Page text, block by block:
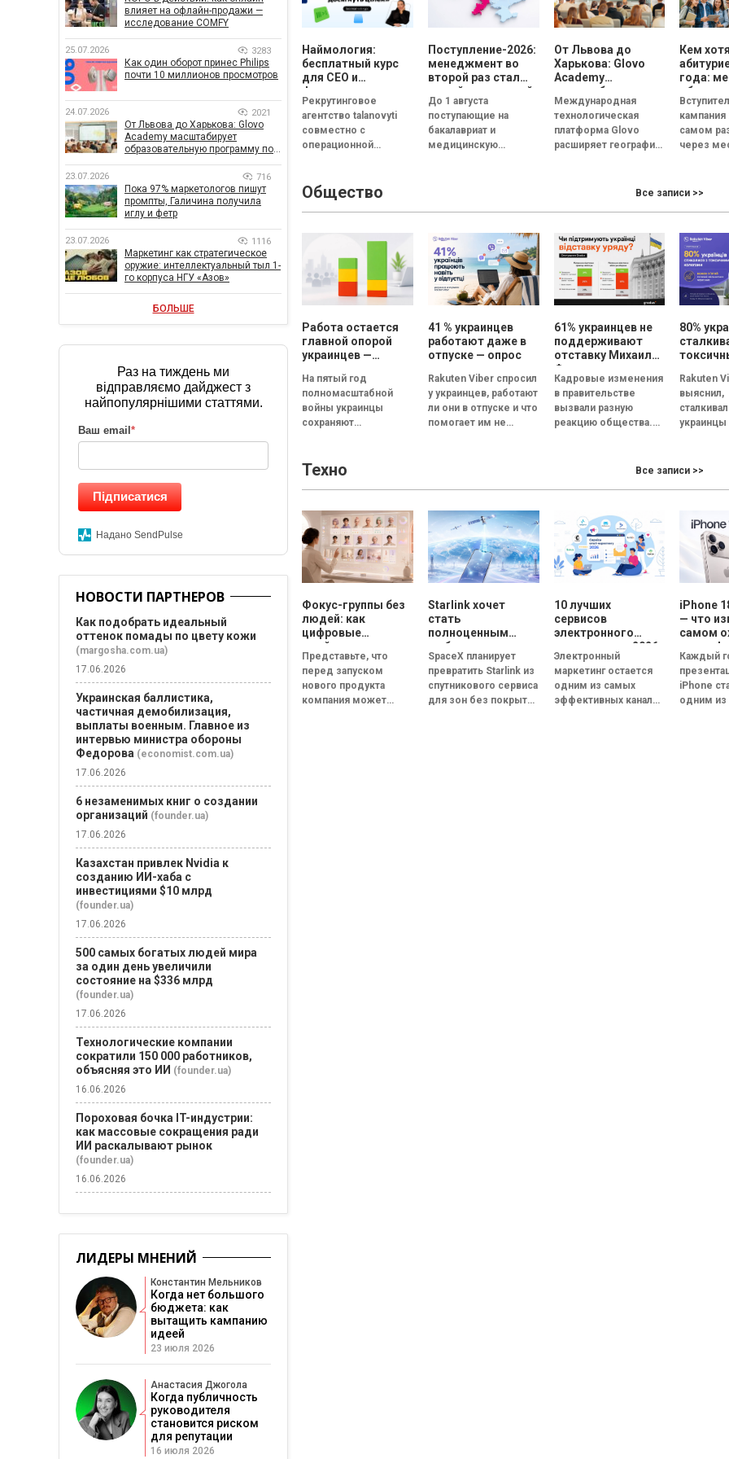
Наймология:
бесплатный курс
для CEO и
фаундеров
Рекрутинговое
агентство talanovyti
совместно с
операционной
FRACTAL) запускают
бесплатный курс
Поступление-2026:
менеджмент во
второй раз стал
самой популярной
специальностью, а
количество
заявлений —
рекордным за
До 1 августа
поступающие на
бакалавриат и
медицинскую
От Львова до
Харькова: Glovo
Academy
масштабирует
образовательную
программу по
поддержке
украинского
Международная
технологическая
платформа Glovo
расширяет географию
Academy в Украине.
и среднему бизнесу
(МСБ)
адаптироваться...
Кем
года:
вуз
кампания
самом
через
поступили
Общество Все записи >>
Работа остается
главной опорой
украинцев —
исследования
Барометр качества
жизни 2026
На пятый год
полномасштабной
войны украинцы
сохраняют
восприятие качества
формирующих общую
оценку жизни...
41 % украинцев
работают даже в
отпуске — опрос
Rakuten Viber спросил
у украинцев, работают
ли они в отпуске и что
помогает им не
61% украинцев не
поддерживают
отставку Михаила
Федорова – опрос
Gradus
Кадровые изменения
в правительстве
вызвали разную
реакцию общества.
мнения опрошенных
80%
каждый
ищет
— опрос
Rakuten
выяснил,
украинцы
и как они
Техно Все записи >>
Фокус-группы без
людей: как
цифровые
двойники
покупателей
изменят
маркетинговые
исследования
Представьте, что
перед запуском
нового продукта
компания может
Starlink хочет
стать
полноценным
мобильным
оператором:
SpaceX готовит
конкурента
Verizon, AT&T и T-
SpaceX планирует
превратить Starlink из
спутникового сервиса
для зон без покрытия
10 лучших
сервисов
электронного
маркетинга в 2026
году: сравнение
возможностей и
функций
Электронный
маркетинг остается
одним из самых
эффективных каналов
iPhone
— что
самом
Каждый
iPhone
одним из
влияет на офлайн-продажи —
исследование COMFY
25.07.2026 3283
Как один оборот принес Philips
почти 10 миллионов просмотров
24.07.2026 2021
От Львова до Харькова: Glovo
Academy масштабирует
образовательную программу по
23.07.2026 716
Пока 97% маркетологов пишут
промпты, Галичина получила
иглу и фетр
23.07.2026 1116
Маркетинг как стратегическое
оружие: интеллектуальный тыл 1-
го корпуса НГУ «Азов»
БОЛЬШЕ
Раз на тиждень ми
відправляємо дайджест з
найпопулярнішими статтями.
Ваш email *
Підписатися
Надано SendPulse
НОВОСТИ ПАРТНЕРОВ
Как подобрать идеальный
оттенок помады по цвету кожи
(margosha.com.ua)
17.06.2026
Украинская баллистика,
частичная демобилизация,
выплаты военным. Главное из
интервью министра обороны
Федорова (economist.com.ua)
17.06.2026
6 незаменимых книг о создании
организаций (founder.ua)
17.06.2026
Казахстан привлек Nvidia к
созданию ИИ-хаба с
инвестициями $10 млрд
(founder.ua)
17.06.2026
500 самых богатых людей мира
за один день увеличили
состояние на $336 млрд
(founder.ua)
17.06.2026
Технологические компании
сократили 150 000 работников,
объясняя это ИИ (founder.ua)
16.06.2026
Пороховая бочка IT-индустрии:
как массовые сокращения ради
ИИ раскалывают рынок
(founder.ua)
16.06.2026
ЛИДЕРЫ МНЕНИЙ
Константин Мельников
Когда нет большого
бюджета: как
вытащить кампанию
идеей
23 июля 2026
Анастасия Джогола
Когда публичность
руководителя
становится риском
для репутации
16 июля 2026